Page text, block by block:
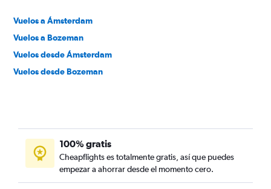
Vuelos a Ámsterdam
Vuelos a Bozeman
Vuelos desde Ámsterdam
Vuelos desde Bozeman
100% gratis
Cheapflights es totalmente gratis, así que puedes
empezar a ahorrar desde el momento cero.